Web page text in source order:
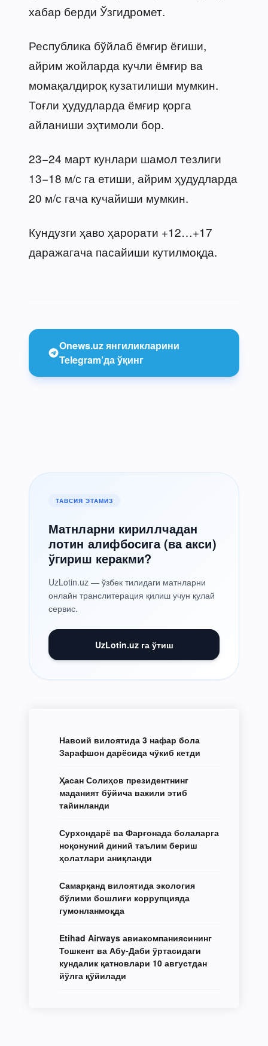
хабар берди Ўзгидромет.
Республика бўйлаб ёмғир ёғиши,
айрим жойларда кучли ёмғир ва
момақалдироқ кузатилиши мумкин.
Тоғли ҳудудларда ёмғир қорга
айланиши эҳтимоли бор.
23−24 март кунлари шамол тезлиги
13−18 м/с га етиши, айрим ҳудудларда
20 м/с гача кучайиши мумкин.
Кундузги ҳаво ҳарорати +12…+17
даражагача пасайиши кутилмоқда.
Onews.uz янгиликларини
Telegram’да ўқинг
ТАВСИЯ ЭТАМИЗ
Матнларни кириллчадан
лотин алифбосига (ва акси)
ўгириш керакми?
UzLotin.uz — ўзбек тилидаги матнларни
онлайн транслитерация қилиш учун қулай
сервис.
UzLotin.uz га ўтиш
Навоий вилоятида 3 нафар бола
Зарафшон дарёсида чўкиб кетди
Ҳасан Солиҳов президентнинг
маданият бўйича вакили этиб
тайинланди
Сурхондарё ва Фарғонада болаларга
ноқонуний диний таълим бериш
ҳолатлари аниқланди
Самарқанд вилоятида экология
бўлими бошлиғи коррупцияда
гумонланмоқда
Etihad Airways авиакомпаниясининг
Тошкент ва Абу-Даби ўртасидаги
кундалик қатновлари 10 августдан
йўлга қўйилади